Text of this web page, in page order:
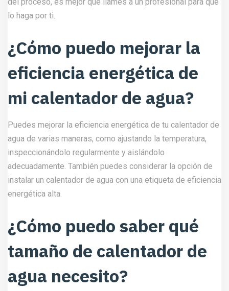
lo haga por ti.
¿Cómo puedo mejorar la
eficiencia energética de
mi calentador de agua?
Puedes mejorar la eficiencia energética de tu calentador de
agua de varias maneras, como ajustando la temperatura,
inspeccionándolo regularmente y aislándolo
adecuadamente. También puedes considerar la opción de
instalar un calentador de agua con una etiqueta de eficiencia
energética alta.
¿Cómo puedo saber qué
tamaño de calentador de
agua necesito?